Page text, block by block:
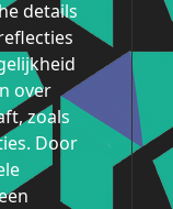
details
over
zoals
Door